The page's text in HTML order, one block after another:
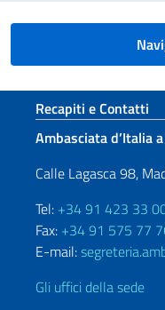
Sezione
Recapiti e Contatti
Ambasciata d’Italia
Calle Lagasca 98,
Tel: +34 91 423 33
Fax: +34 91 575 77
E-mail:
Gli uffici della sede